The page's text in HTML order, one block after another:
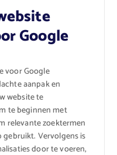
Google
voor Google
aanpak en
website te
te beginnen met
relevante zoektermen
Vervolgens is
door te voeren,